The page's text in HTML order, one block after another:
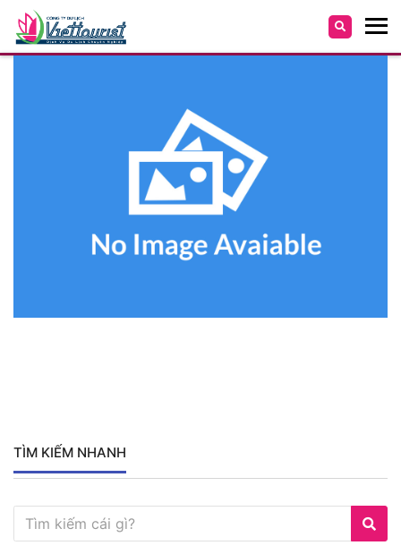
TÌM KIẾM NHANH